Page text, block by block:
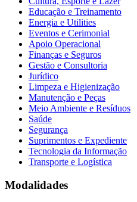
Educação e Treinamento
Energia e Utilities
Eventos e Cerimonial
Apoio Operacional
Finanças e Seguros
Gestão e Consultoria
Jurídico
Limpeza e Higienização
Manutenção e Peças
Meio Ambiente e Resíduos
Saúde
Segurança
Suprimentos e Expediente
Tecnologia da Informação
Transporte e Logística
Modalidades